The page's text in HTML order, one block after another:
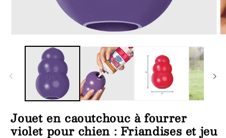
une
Jouet en caoutchouc à fourrer
violet pour chien : Friandises et jeu